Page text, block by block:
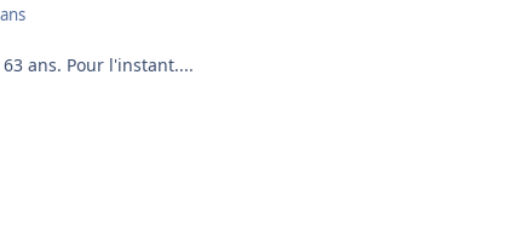
ans. Pour l'instant....